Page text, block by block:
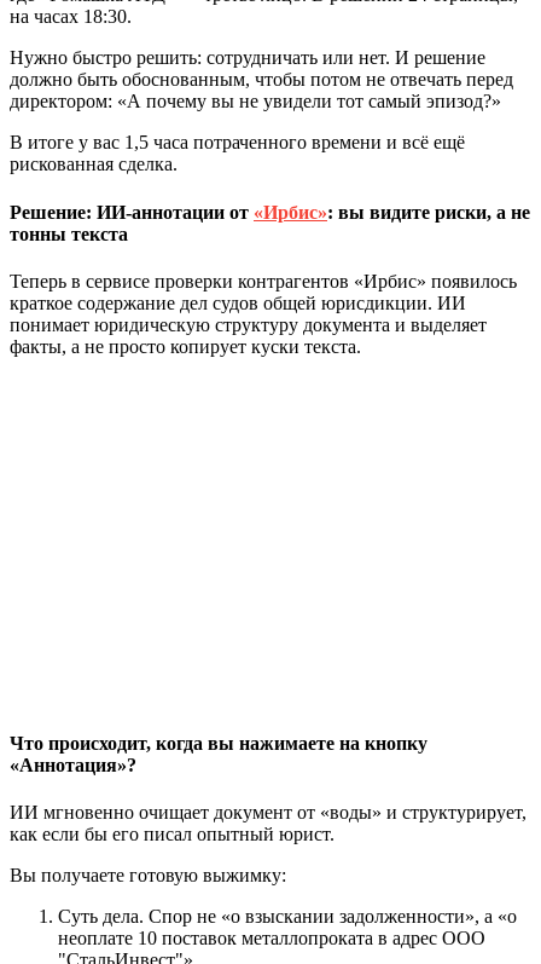
на часах 18:30.
Нужно быстро решить: сотрудничать или нет. И решение
должно быть обоснованным, чтобы потом не отвечать перед
директором: «А почему вы не увидели тот самый эпизод?»
В итоге у вас 1,5 часа потраченного времени и всё ещё
рискованная сделка.
Решение: ИИ-аннотации от «Ирбис»: вы видите риски, а не
тонны текста
Теперь в сервисе проверки контрагентов «Ирбис» появилось
краткое содержание дел судов общей юрисдикции. ИИ
понимает юридическую структуру документа и выделяет
факты, а не просто копирует куски текста.
Что происходит, когда вы нажимаете на кнопку
«Аннотация»?
ИИ мгновенно очищает документ от «воды» и структурирует,
как если бы его писал опытный юрист.
Вы получаете готовую выжимку:
Суть дела. Спор не «о взыскании задолженности», а «о
неоплате 10 поставок металлопроката в адрес ООО